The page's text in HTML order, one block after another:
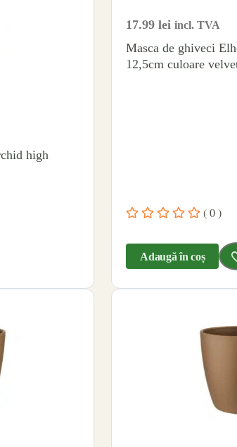
high
17.99lei incl. TVA
Masca de ghiveci
12,5cm culoare
( 0 )
Adaugă în coș